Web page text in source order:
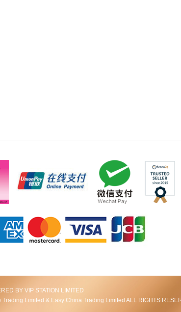
BY VIP STATION LIMITED
Limited & Easy China Trading Limited ALL RIGHTS